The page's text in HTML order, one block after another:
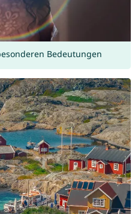
Bedeutungen